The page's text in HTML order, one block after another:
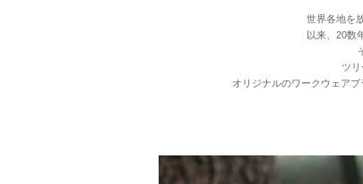
世界各地を
以来、20数
ツ
オリジナルのワークウェア